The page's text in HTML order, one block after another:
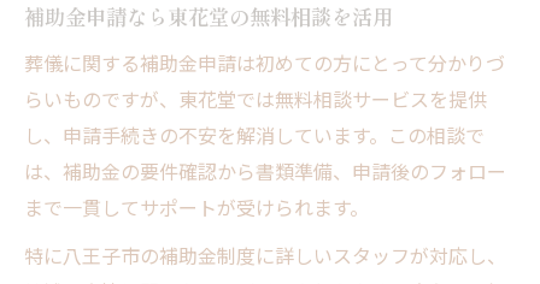
補助金申請なら東花堂の無料相談を活用
葬儀に関する補助金申請は初めての方にとって分かりづ
らいものですが、東花堂では無料相談サービスを提供
し、申請手続きの不安を解消しています。この相談で
は、補助金の要件確認から書類準備、申請後のフォロー
まで一貫してサポートが受けられます。
特に八王子市の補助金制度に詳しいスタッフが対応し、